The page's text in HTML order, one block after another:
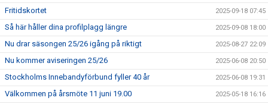
Fritidskortet 2025-09-18 07:45
Så här håller dina profilplagg längre 2025-09-08 18:00
Nu drar säsongen 25/26 igång på riktigt 2025-08-27 22:09
Nu kommer aviseringen 25/26 2025-06-08 20:50
Stockholms Innebandyförbund fyller 40 år 2025-06-08 19:31
Välkommen på årsmöte 11 juni 19.00 2025-05-18 16:16